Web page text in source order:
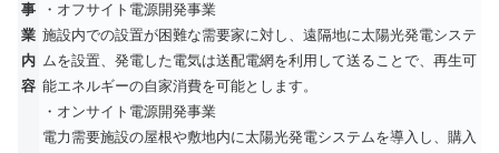
事
業
内
容
・オフサイト電源開発事業
施設内での設置が困難な需要家に対し、遠隔地に太陽光発電システ
ムを設置、発電した電気は送配電網を利用して送ることで、再生可
能エネルギーの自家消費を可能とします。
・オンサイト電源開発事業
電力需要施設の屋根や敷地内に太陽光発電システムを導入し、購入